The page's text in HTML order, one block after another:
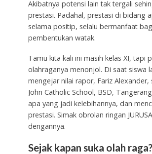
Akibatnya potensi lain tak tergali
prestasi. Padahal, prestasi di bidang
selama positip, selalu bermanfaat
pembentukan watak.
Tamu kita kali ini masih kelas XI, tapi
olahraganya menonjol. Di saat siswa
mengejar nilai rapor, Fariz Alexander,
John Catholic School, BSD,
apa yang jadi kelebihannya, dan
prestasi. Simak obrolan ringan
dengannya.
Sejak kapan suka olah raga?